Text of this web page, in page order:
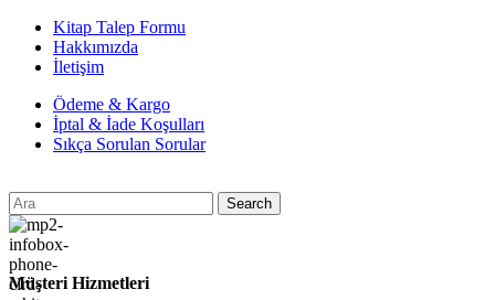
Kitap Talep Formu
Hakkımızda
İletişim
Ödeme & Kargo
İptal & İade Koşulları
Sıkça Sorulan Sorular
Search
Müşteri Hizmetleri